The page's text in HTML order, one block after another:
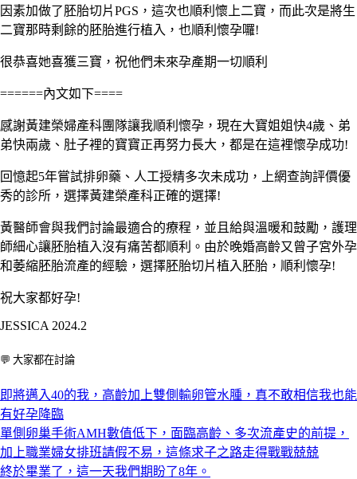
因素加做了胚胎切片PGS ，這次也順利懷上二寶，而此次是將生
二寶那時剩餘的胚胎進行植入，也順利懷孕囉!
很恭喜她喜獲三寶，祝他們未來孕產期一切順利
======內文如下====
感謝黃建榮婦產科團隊讓我順利懷孕，現在大寶姐姐快4歲、弟
弟快兩歲、肚子裡的寶寶正再努力長大，都是在這裡懷孕成功!
回憶起5年嘗試排卵藥、人工授精多次未成功，上網查詢評價優
秀的診所，選擇黃建榮產科正確的選擇!
黃醫師會與我們討論最適合的療程，並且給與溫暖和鼓勵，護理
師細心讓胚胎植入沒有痛苦都順利。由於晚婚高齡又曾子宮外孕
和萎縮胚胎流產的經驗，選擇胚胎切片植入胚胎，順利懷孕!
祝大家都好孕!
JESSICA 2024.2
💬 大家都在討論
即將邁入40的我，高齡加上雙側輸卵管水腫，真不敢相信我也能
有好孕降臨
單側卵巢手術AMH數值低下，面臨高齡、多次流產史的前提，
加上職業婦女排班請假不易，這條求子之路走得戰戰兢兢
終於畢業了，這一天我們期盼了8年。